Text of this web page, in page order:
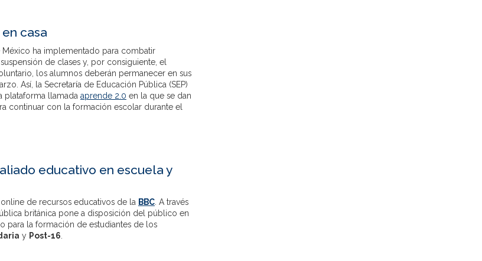
casa
México ha implementado para combatir
de clases y, por consiguiente, el
los alumnos deberán permanecer en sus
Así, la Secretaría de Educación Pública (SEP)
plataforma llamada aprende 2.0 en la que se dan
continuar con la formación escolar durante el
educativo en escuela y
de recursos educativos de la BBC. A través
británica pone a disposición del público en
para la formación de estudiantes de los
y Post-16.